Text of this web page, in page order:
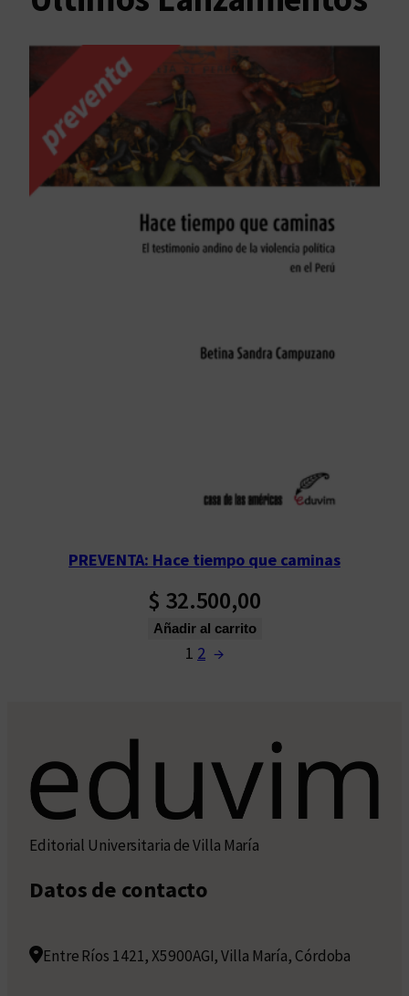
PREVENTA: Hace tiempo que caminas
$ 32.500,00
Añadir al carrito
1 2 →
Editorial Universitaria de Villa María
Datos de contacto
Entre Ríos 1421, X5900AGI, Villa María, Córdoba